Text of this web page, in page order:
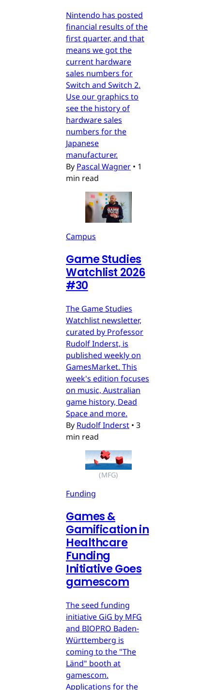
Nintendo has posted
financial results of the
first quarter, and that
means we got the
current hardware
sales numbers for
Switch and Switch 2.
Use our graphics to
see the history of
hardware sales
numbers for the
Japanese
manufacturer.
By Pascal Wagner • 1
min read
Campus
Game Studies
Watchlist 2026
#30
The Game Studies
Watchlist newsletter,
curated by Professor
Rudolf Inderst, is
published weekly on
GamesMarket. This
week's edition focuses
on music, Australian
game history, Dead
Space and more.
By Rudolf Inderst • 3
min read
(MFG)
Funding
Games &
Gamification in
Healthcare
Funding
Initiative Goes
gamescom
The seed funding
initiative GiG by MFG
and BIOPRO Baden-
Württemberg is
coming to the "The
Länd" booth at
gamescom.
Applications for the